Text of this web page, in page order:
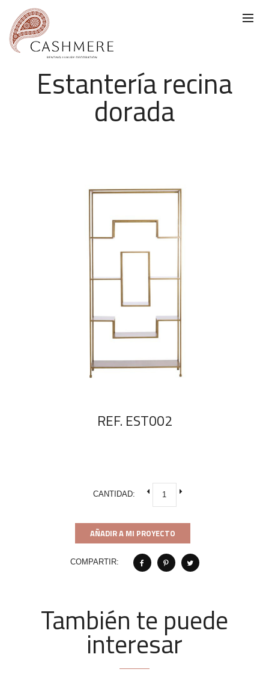
Estantería recina
dorada
REF. EST002
CANTIDAD:
AÑADIR A MI PROYECTO
COMPARTIR:
También te puede
interesar